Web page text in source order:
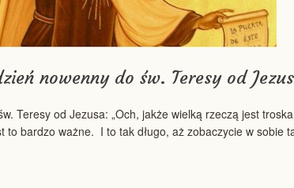
nowenny do św. Teresy od
Teresy od Jezusa: „Och, jakże wielką rzeczą jest
to bardzo ważne. I to tak długo, aż zobaczycie w sobie